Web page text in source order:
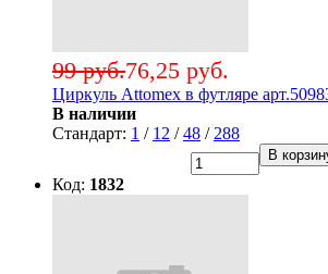
76,25 руб.
99 руб.
Циркуль Attomex в футляре
В наличии
Стандарт: 1 / 12 /48 / 288
В
Код: 1832